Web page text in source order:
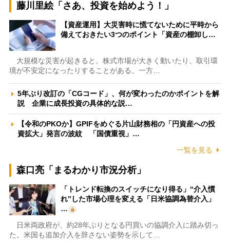
藤川里絵「さあ、投資を始めよう！」
【資産運用】大災害時に慌てないために平時から
備えておきたい3つのポイント「資産の棚卸し…
大規模な災害が起きると、株式市場が大きく動いたり、取引環
境が不安定になったりすることがある。一方…
5年ぶり改訂の「CGコード」、何が変わったのかポイントを解
説 企業に成長投資の具体的な説…
【令和のPKOか】GPIFをめぐる片山財務相の「円資産への投
資拡大」発言の波紋 「国債重視」…
一覧を見る
森口亮「まるわかり市況分析」
「トレンド転換のスイッチになり得る」“介入慣
れ”した市場心理を変える「日米協調為替介入」
…
日米両政府が、約28年ぶりとなる円買いの協調介入に踏み切っ
た。米国も追加介入を辞さない姿勢を示して…